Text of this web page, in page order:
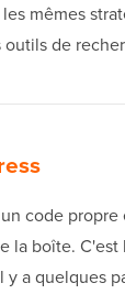
mêmes
de
code
la boîte.
y a quelques